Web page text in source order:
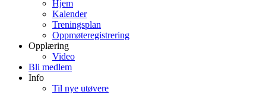
Hjem
Kalender
Treningsplan
Oppmøteregistrering
Opplæring
Video
Bli medlem
Info
Til nye utøvere